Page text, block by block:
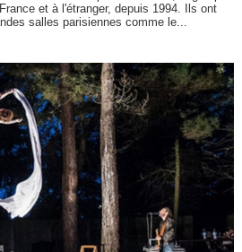
et à l'étranger, depuis 1994. Ils ont
salles parisiennes comme le...